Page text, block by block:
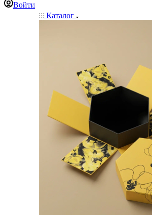
Войти
Каталог